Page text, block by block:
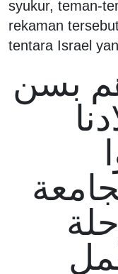
syukur, teman-
rekaman
tentara Israel
بسن